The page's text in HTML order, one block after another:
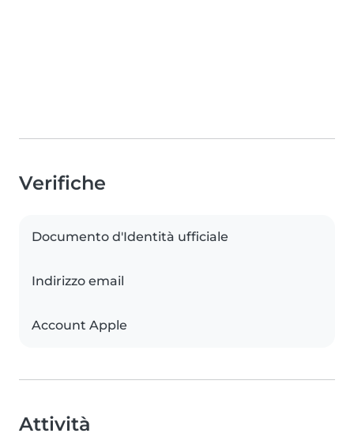
Verifiche
Documento d'Identità ufficiale
Indirizzo email
Account Apple
Attività